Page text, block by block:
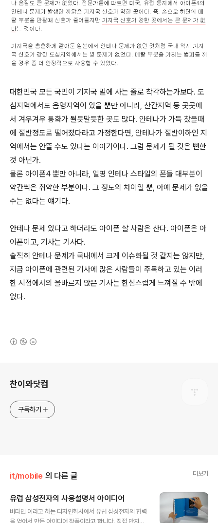
대한민국 모든 국민이 기지국 밑에 사는 줄로 착각하는가보다. 도
심지역에서도 음영지역이 있을 뿐만 아니라, 산간지역 등 곳곳에
서 겨우겨우 통화가 될듯말듯한 곳도 많다. 안테나가 가득 찼을때
에 절반정도로 떨어졌다라고 가정한다면, 안테나가 절반이하인 지
역에서는 안뜰 수도 있다는 이야기이다. 그럼 문제가 될 것은 뻔한
것 아닌가.
물론 아이폰4 뿐만 아니라, 일명 인테나 스타일의 폰들 대부분이
약간씩은 취약한 부분이다. 그 정도의 차이일 뿐, 아예 문제가 없을
수는 없다는 얘기다.
안테나 문제 있다고 하더라도 아이폰 살 사람은 산다. 아이폰은 아
이폰이고, 기사는 기사다.
솔직히 안테나 문제가 국내에서 크게 이슈화될 것 같지는 않지만,
지금 아이폰에 관련된 기사에 많은 사람들이 주목하고 있는 이러
한 시점에서의 올바르지 않은 기사는 한심스럽게 느껴질 수 밖에
없다.
찬이와닷컴
구독하기
it/mobile 의 다른 글 더보기
유럽 삼성전자의 사용설명서 아이디어
비타민 이라고 하는 디자인회사에서 유럽 삼성전자의 협력
을 얻어서 만든 아이디어 작품이라고 합니다. 직접 만지면